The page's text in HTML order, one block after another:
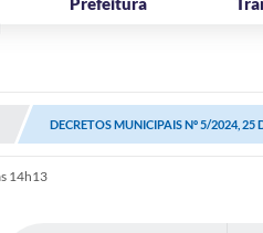
DECRETOS MUNICIPAIS Nº 5/2024, 25
14h13